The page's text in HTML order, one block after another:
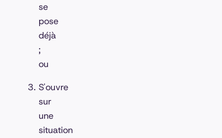
se
pose
déjà
;
ou
S'ouvre
sur
une
situation